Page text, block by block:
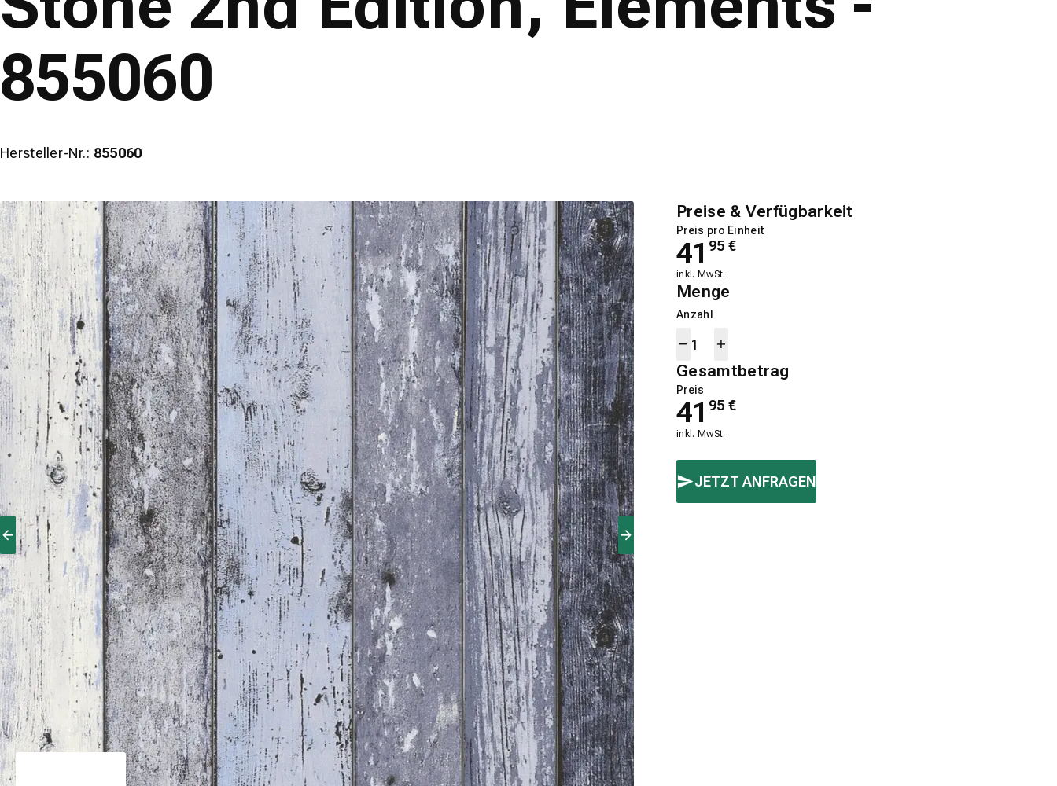
855060
Hersteller-Nr.: 855060
Preise & Verfügbarkeit
Preis pro Einheit
41 95 €
inkl. MwSt.
Menge
Anzahl
Gesamtbetrag
Preis
41 95 €
inkl. MwSt.
JETZT ANFRAGEN